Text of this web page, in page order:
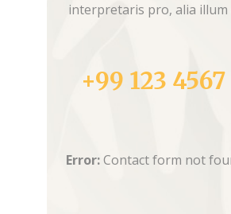
interpretaris pro, alia illum
+99 123 4567
Error:Contact form not